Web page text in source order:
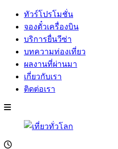
ทัวร์โปรโมชั่น
จองตั๋วเครื่องบิน
บริการยื่นวีซ่า
บทความท่องเที่ยว
ผลงานที่ผ่านมา
เกี่ยวกับเรา
ติดต่อเรา